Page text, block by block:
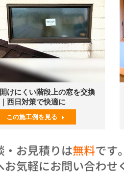
開けにくい階段上の窓を交換
｜西日対策で快適に
この施工例を見る